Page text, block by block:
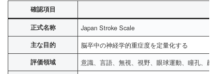
確認項目
正式名称 Japan Stroke Scale
主な目的 脳卒中の神経学的重症度を定量化する
評価領域 意識、言語、無視、視野、眼球運動、瞳孔、顔